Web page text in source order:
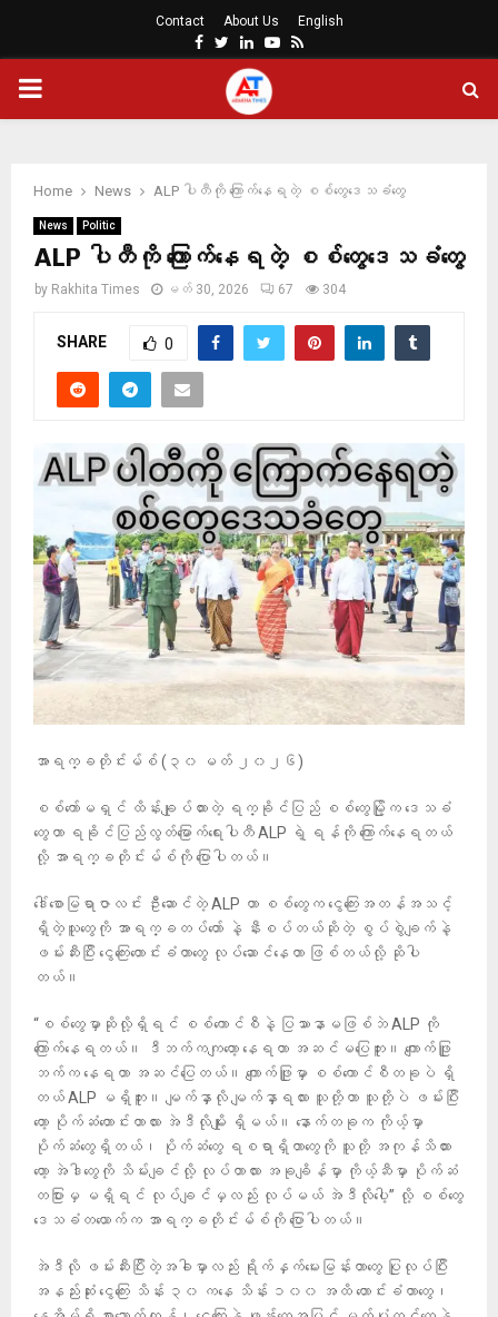
Contact About Us English
Facebook
Twitter
LinkedinYoutube
Rss
PRIMARY
Home News ALP ပါတီကို ကြောက်နေရတဲ့ စစ်တွေဒေသခံတွေ
News Politic
ALP ပါတီကို ကြောက်နေရတဲ့ စစ်တွေဒေသခံတွေ
by Rakhita Times မတ် 30, 2026 67 304
SHARE 0
အာရက္ခတိုင်းမ်စ် (၃၀ မတ် ၂၀၂၆)
စစ်ကော်မရှင် ထိန်းချုပ်ထားတဲ့ ရက္ခိုင်ပြည် စစ်တွေမြို့က ဒေသခံ
တွေဟာ ရခိုင်ပြည်လွတ်မြောက်ရေးပါတီ ALP ရဲ့ ရန်ကို ကြောက်နေရတယ်
လို့ အာရက္ခတိုင်းမ်စ်ကို ပြောပါတယ်။
ဒေါ်စောမြရာဇာလင်း ဦးဆောင်တဲ့ ALP ဟာ စစ်တွေက ငွေကြေးအတန်အသင့်
ရှိတဲ့သူတွေကို အာရက္ခတပ်တော် နဲ့ နီးစပ်တယ်ဆိုတဲ့ စွပ်စွဲချက်နဲ့
ဖမ်းဆီးပြီး ငွေကြေးတောင်းခံတာတွေ လုပ်ဆောင်နေတာ ဖြစ်တယ်လို့ ဆိုပါ
တယ်။
“စစ်တွေမှာဆိုလို့ရှိရင် စစ်ကောင်စီနဲ့ ပြဿာနာမဖြစ်ဘဲ ALP ကို
ကြောက်နေရတယ်။ ဒီဘက်ကကျတော့ နေရတာ အဆင်မပြေဘူး။ ​ကျောက်ဖြူ
ဘက်က နေရတာ အဆင်ပြေတယ်။ ကျောက်ဖြူမှာ စစ်ကောင်စီတခုပဲ ရှိ
တယ် ALP မရှိဘူး။ မျက်နှာလို မျက်နှာရလား သူတို့ဟာ သူတို့ပဲ ဖမ်းပြီး
တော့ ပိုက်ဆံတောင်းတာလား အဲဒီလိုမျိုး ရှိမယ်။ နောက်တခုက ကိုယ့်မှာ
ပိုက်ဆံတွေရှိတယ်၊ ပိုက်ဆံတွေ ရစရာရှိတာတွေကို သူတို့ အကုန်သိထား
တော့ အဲဒါတွေကို သိမ်းချင်လို့ လုပ်တာလား အခုချိန်မှာ ကိုယ့်ဆီမှာ ပိုက်ဆံ
တပြားမှ မရှိရင် လုပ်ချင်မှလည်း လုပ်မယ် အဲဒီလိုပေါ့” လို့ စစ်တွေ
ဒေသခံတယောက်က အာရက္ခတိုင်းမ်စ်ကို ပြောပါတယ်။
အဲဒီလို ဖမ်းဆီးပြီးတဲ့အခါမှာလည်း ရိုက်နှက်မေးမြန်းတာတွေ ပြုလုပ်ပြီး
အနည်းဆုံး ငွေကြေး သိန်း ၃၀ ကနေ သိန်း ၁၀၀ အထိ တောင်းခံတာတွေ၊